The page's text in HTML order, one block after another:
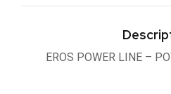
EROS POWER LINE –